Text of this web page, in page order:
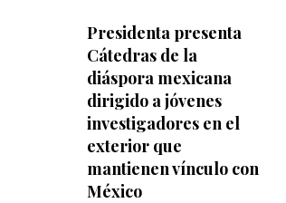
Presidenta presenta
Cátedras de la
diáspora mexicana
dirigido a jóvenes
investigadores en el
exterior que
mantienen vínculo con
México